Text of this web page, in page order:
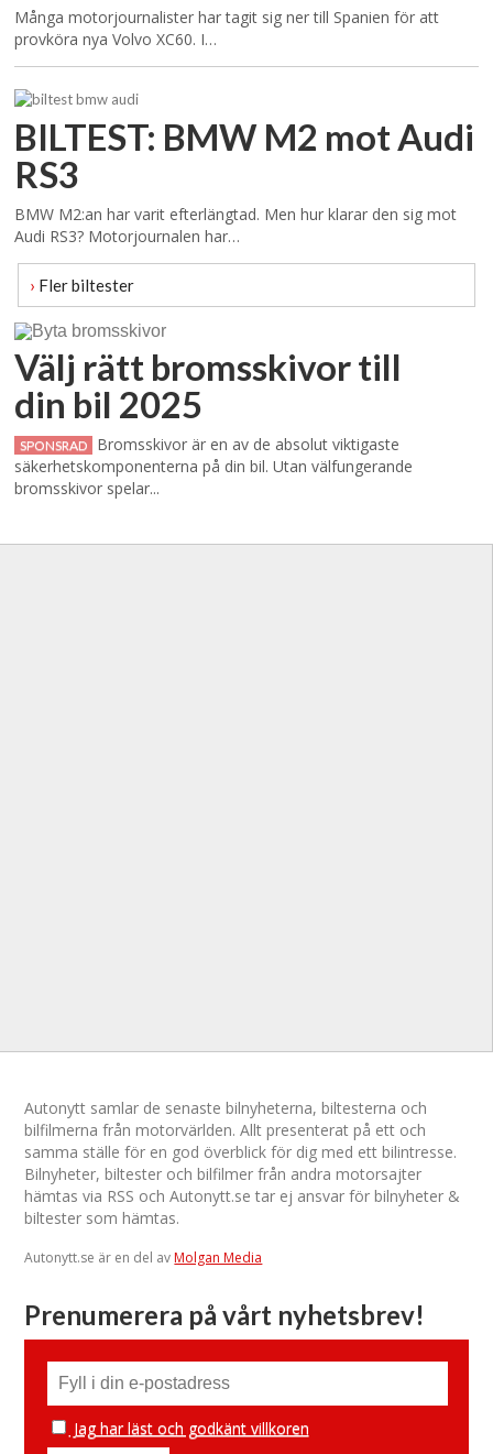
Många motorjournalister har tagit sig ner till Spanien för att
provköra nya Volvo XC60. I…
BILTEST: BMW M2 mot Audi
RS3
BMW M2:an har varit efterlängtad. Men hur klarar den sig mot
Audi RS3? Motorjournalen har…
› Fler biltester
Välj rätt bromsskivor till
din bil 2025
SPONSRAD
Bromsskivor är en av de absolut viktigaste
säkerhetskomponenterna på din bil. Utan välfungerande
bromsskivor spelar...
Autonytt samlar de senaste bilnyheterna, biltesterna och
bilfilmerna från motorvärlden. Allt presenterat på ett och
samma ställe för en god överblick för dig med ett bilintresse.
Bilnyheter, biltester och bilfilmer från andra motorsajter
hämtas via RSS och Autonytt.se tar ej ansvar för bilnyheter &
biltester som hämtas.
Autonytt.se är en del avMolgan Media
Prenumerera på vårt nyhetsbrev!
Jag har läst och godkänt villkoren